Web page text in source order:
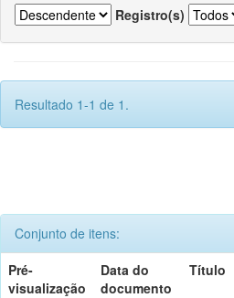
Registro(s)
Resultado 1-1 de 1.
Conjunto de itens:
Pré-
visualização
Data do
documento
Título